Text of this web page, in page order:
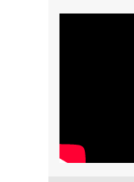
" width="300"